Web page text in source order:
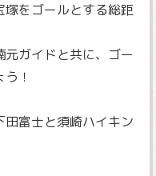
塚をゴールとする総距
ガイドと共に、ゴー
！
富士と須崎ハイキン